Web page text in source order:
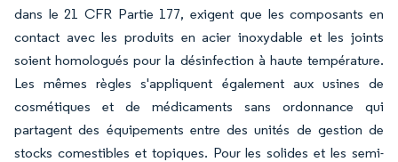
dans le 21 CFR Partie 177, exigent que les composants en
contact avec les produits en acier inoxydable et les joints
soient homologués pour la désinfection à haute température.
Les mêmes règles s'appliquent également aux usines de
cosmétiques et de médicaments sans ordonnance qui
partagent des équipements entre des unités de gestion de
stocks comestibles et topiques. Pour les solides et les semi-